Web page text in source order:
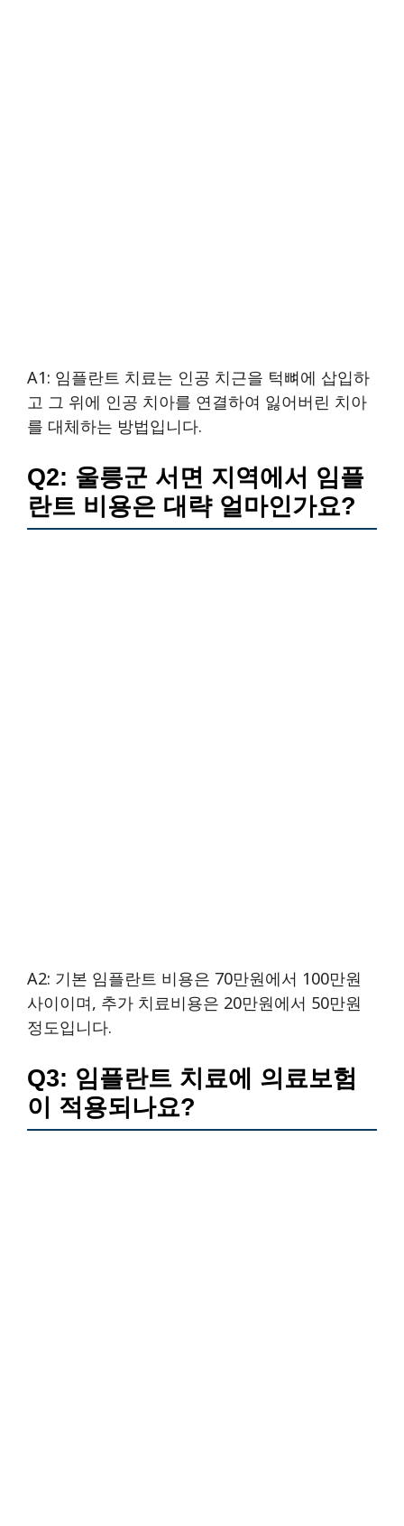
A1: 임플란트 치료는 인공 치근을 턱뼈에 삽입하
고 그 위에 인공 치아를 연결하여 잃어버린 치아
를 대체하는 방법입니다.
Q2: 울릉군 서면 지역에서 임플
란트 비용은 대략 얼마인가요?
A2: 기본 임플란트 비용은 70만원에서 100만원
사이이며, 추가 치료비용은 20만원에서 50만원
정도입니다.
Q3: 임플란트 치료에 의료보험
이 적용되나요?